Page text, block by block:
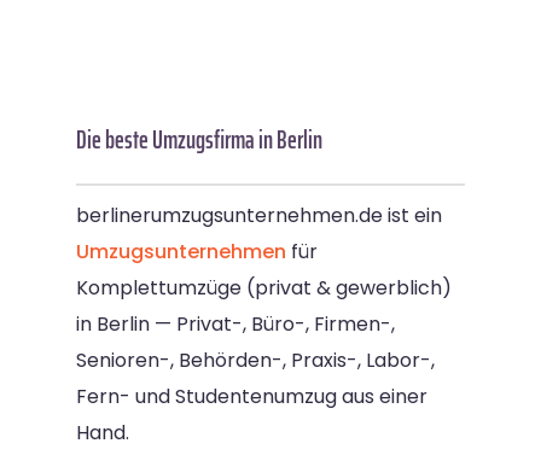
Die beste Umzugsfirma in Berlin
berlinerumzugsunternehmen.de ist ein
Umzugsunternehmen für
Komplettumzüge (privat & gewerblich)
in Berlin — Privat-, Büro-, Firmen-,
Senioren-, Behörden-, Praxis-, Labor-,
Fern- und Studentenumzug aus einer
Hand.